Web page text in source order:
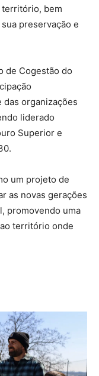
território, bem
preservação e
de Cogestão do
organizações
liderado
Superior e
um projeto de
as novas gerações
promovendo uma
território onde